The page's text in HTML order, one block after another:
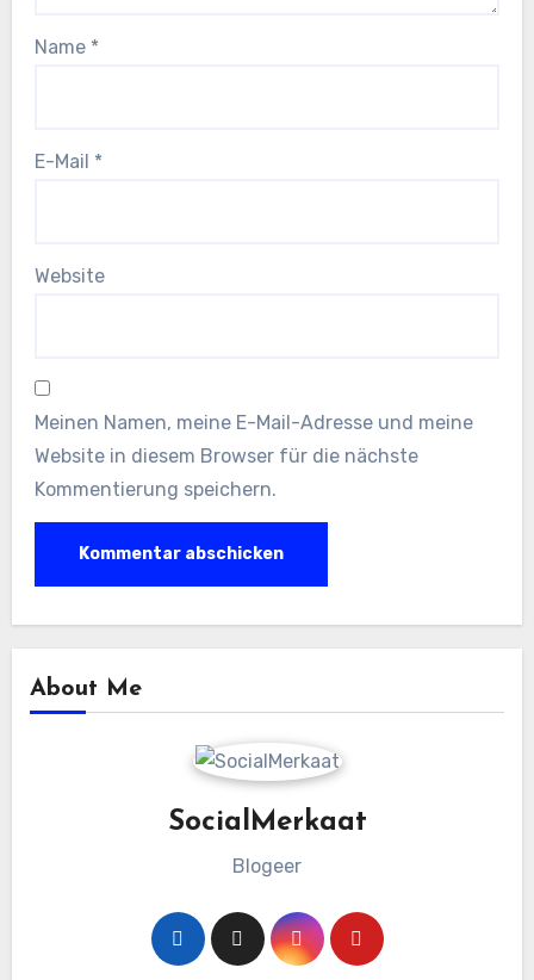
Name *
E-Mail *
Website
Meinen Namen, meine E-Mail-Adresse und meine
Website in diesem Browser für die nächste
Kommentierung speichern.
About Me
SocialMerkaat
Blogeer